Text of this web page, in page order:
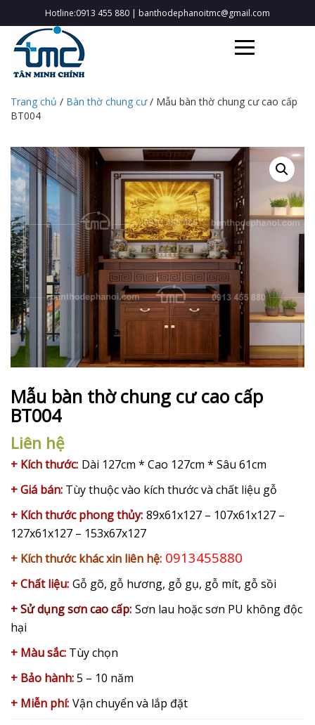
Hotline:0913 455 880 | banthodephanoitmc@gmail.com
Trang chủ / Bàn thờ chung cư/ Mẫu bàn thờ chung cư cao cấp
BT004
Mẫu bàn thờ chung cư cao cấp
BT004
Liên hệ
+ Kích thước: Dài 127cm * Cao 127cm * Sâu 61cm
+ Giá bán: Tùy thuộc vào kích thước và chất liệu gỗ
+ Kích thước phong thủy: 89x61x127 – 107x61x127 –
127x61x127 – 153x67x127
+ Kích thước khác xin liên hệ: 0913455880
+ Chất liệu: Gỗ gõ, gỗ hương, gỗ gụ, gỗ mít, gỗ sồi
+ Sử dụng sơn cao cấp: Sơn lau hoặc sơn PU không độc
hại
+ Màu sắc: Tùy chọn
+ Bảo hành:5 – 10 năm
+ Miễn phí: Vận chuyển và lắp đặt